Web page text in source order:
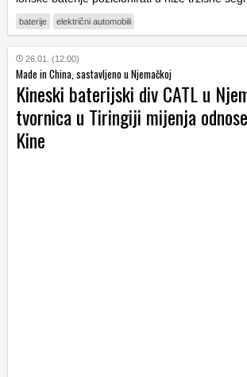
baterije električni automobili
26.01. (12:00)
Made in China, sastavljeno u Njemačkoj
Kineski baterijski div CATL u
tvornica u Tiringiji mijenja
Kine